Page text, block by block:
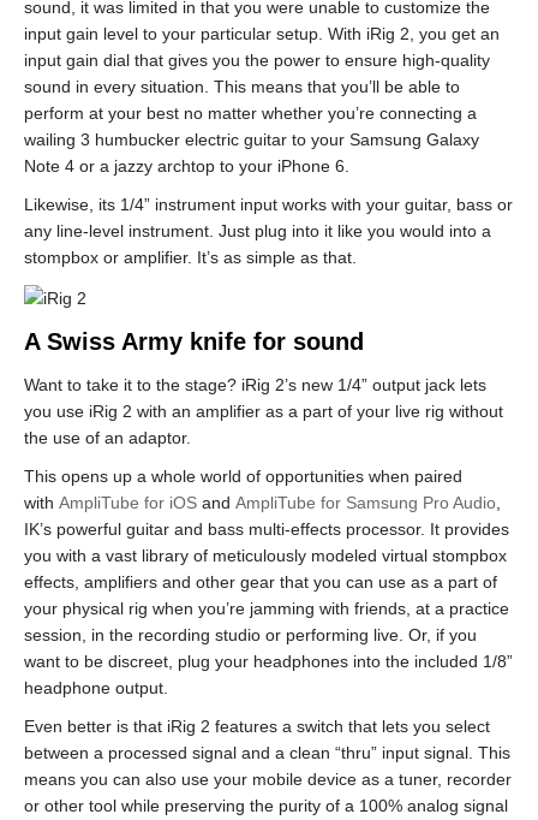
sound, it was limited in that you were unable to customize the
input gain level to your particular setup. With iRig 2, you get an
input gain dial that gives you the power to ensure high-quality
sound in every situation. This means that you’ll be able to
perform at your best no matter whether you’re connecting a
wailing 3 humbucker electric guitar to your Samsung Galaxy
Note 4 or a jazzy archtop to your iPhone 6.
Likewise, its 1/4” instrument input works with your guitar, bass or
any line-level instrument. Just plug into it like you would into a
stompbox or amplifier. It’s as simple as that.
A Swiss Army knife for sound
Want to take it to the stage? iRig 2’s new 1/4” output jack lets
you use iRig 2 with an amplifier as a part of your live rig without
the use of an adaptor.
This opens up a whole world of opportunities when paired
with AmpliTube for iOS and AmpliTube for Samsung Pro Audio
IK’s powerful guitar and bass multi-effects processor. It provides
you with a vast library of meticulously modeled virtual stompbox
effects, amplifiers and other gear that you can use as a part of
your physical rig when you’re jamming with friends, at a practice
session, in the recording studio or performing live. Or, if you
want to be discreet, plug your headphones into the included 1/8”
headphone output.
Even better is that iRig 2 features a switch that lets you select
between a processed signal and a clean “thru” input signal. This
means you can also use your mobile device as a tuner, recorder
or other tool while preserving the purity of a 100% analog signal